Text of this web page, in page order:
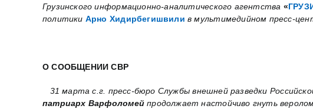
Грузинского информационно-аналитического агентства «
политики Арно Хидирбегишвили в мультимедийном пресс-
О СООБЩЕНИИ СВР
31 марта с.г. пресс-бюро Службы внешней разведки
патриарх Варфоломейпродолжает настойчиво гнуть